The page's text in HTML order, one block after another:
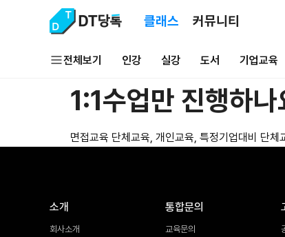
클래스 커뮤니티
전체보기 인강 실강 도서 기업교육
1:1수업만 진행하나
면접교육 단체교육, 개인교육, 특정기업대비 단
소개
회사소개
통합문의
교육문의